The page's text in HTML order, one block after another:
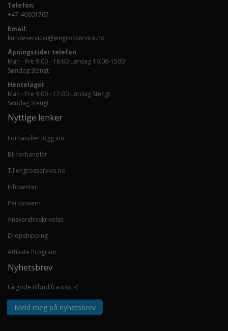
Telefon:
+47-40001767
Email:
kundeservice(@)engrosservice.no
Åpningstider telefon
Man - Fre 9:00 - 18:00 Lørdag 10.00-1500
Søndag Stengt
Hentelager
Man - Fre 9:00 - 17:00 Lørdag Stengt
Søndag Stengt
Nyttige lenker
Forhandler logg inn
Bli forhandler
Til engrosservice.no
Infosenter
Personvern
Ansvarsfraskrivelse
Dropshipping
Affiliate Program
Nyhetsbrev
Få gode tilbud fra oss :-)
Meld meg på nyhetsbrev